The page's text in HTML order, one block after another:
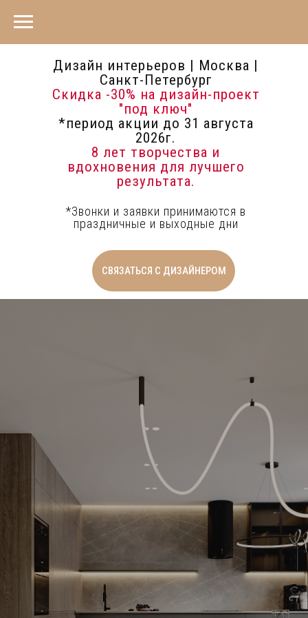
СВЯЗАТЬСЯ С ДИЗАЙНЕРОМ
*Звонки и заявки принимаются в
праздничные и выходные дни
Дизайн интерьеров | Москва |
Санкт-Петербург
Скидка -30% на дизайн-проект
"под ключ"
*период акции до 31 августа
2026г.
8 лет творчества и
вдохновения для лучшего
результата.